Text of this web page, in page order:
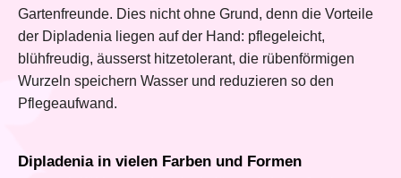
Gartenfreunde. Dies nicht ohne Grund, denn die Vorteile
der Dipladenia liegen auf der Hand: pflegeleicht,
blühfreudig, äusserst hitzetolerant, die rübenförmigen
Wurzeln speichern Wasser und reduzieren so den
Pflegeaufwand.
Dipladenia in vielen Farben und Formen